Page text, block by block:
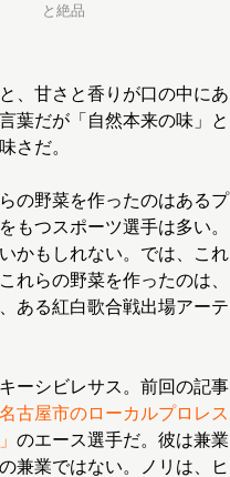
と絶品
、甘さと香りが口の中にあ
葉だが「自然本来の味」と
さだ。
の野菜を作ったのはあるプ
もつスポーツ選手は多い。
かもしれない。では、これ
らの野菜を作ったのは、
ある紅白歌合戦出場アーテ
ーシビレサス。前回の記事
古屋市のローカルプロレス
のエース選手だ。彼は兼業
兼業ではない。ノリは、ヒ